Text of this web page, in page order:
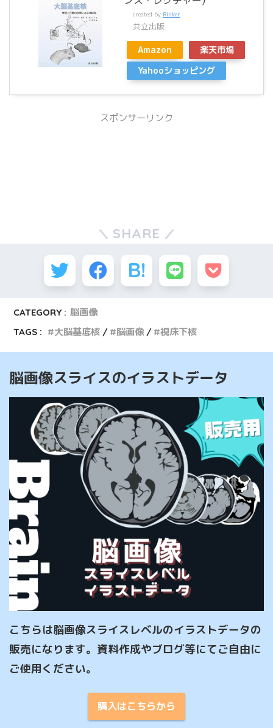
created by Rinker
共立出版
Amazon
楽天市場
Yahooショッピング
スポンサーリンク
SHARE
CATEGORY : 脳画像
TAGS :
大脳基底核 脳画像 視床下核
脳画像スライスのイラストデータ
こちらは脳画像スライスレベルのイラストデータの
販売になります。資料作成やブログ等にてご自由に
ご使用ください。
購入はこちらから